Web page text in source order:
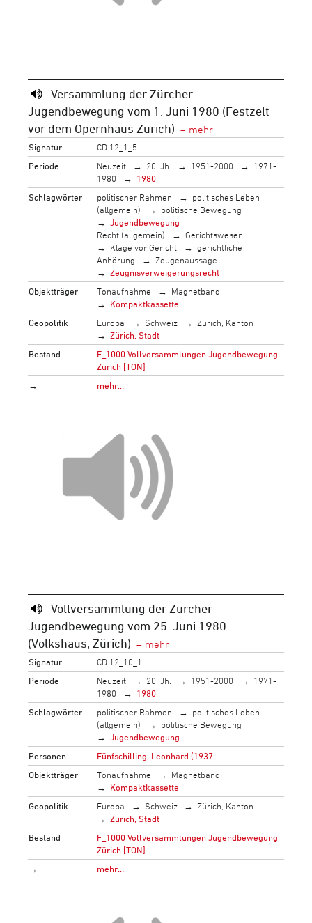
Versammlung der Zürcher
Jugendbewegung vom 1. Juni 1980 (Festzelt
vor dem Opernhaus Zürich)
Signatur
CD 12_1_5
Periode
Neuzeit 20. Jh. 1951-2000
1971-
1980
1980
Schlagwörter
politischer Rahmen
politisches Leben
(allgemein)
politische Bewegung
Jugendbewegung
Recht (allgemein)
Gerichtswesen
Klage vor Gericht
gerichtliche
Anhörung
Zeugenaussage
Zeugnisverweigerungsrecht
Objektträger
Tonaufnahme
Magnetband
Kompaktkassette
Geopolitik
Europa Schweiz
Zürich, Kanton
Zürich, Stadt
Bestand
F_1000 Vollversammlungen Jugendbewegung
Zürich [TON]
→
mehr…
Vollversammlung der Zürcher
Jugendbewegung vom 25. Juni 1980
(Volkshaus, Zürich)
Signatur
CD 12_10_1
Periode
Neuzeit 20. Jh. 1951-2000
1971-
1980
1980
Schlagwörter
politischer Rahmen
politisches Leben
(allgemein)
politische Bewegung
Jugendbewegung
Personen
Fünfschilling, Leonhard (1937-
Objektträger
Tonaufnahme
Magnetband
Kompaktkassette
Geopolitik
Europa Schweiz
Zürich, Kanton
Zürich, Stadt
Bestand
F_1000 Vollversammlungen Jugendbewegung
Zürich [TON]
→
mehr…